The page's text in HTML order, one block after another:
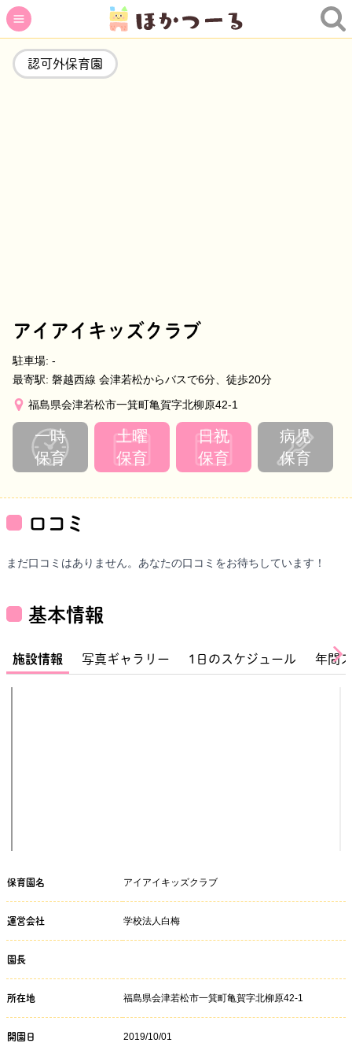
認可外保育園
アイアイキッズクラブ
駐車場: -
最寄駅: 磐越西線 会津若松からバスで6分、徒歩20分
福島県会津若松市一箕町亀賀字北柳原42-1
一時
保育
土曜
保育
日祝
保育
病児
保育
口コミ
まだ口コミはありません。あなたの口コミをお待ちしています！
基本情報
施設情報 写真ギャラリー 1日のスケジュール 年間
保育園名 アイアイキッズクラブ
運営会社 学校法人白梅
園長
所在地 福島県会津若松市一箕町亀賀字北柳原42-1
開園日 2019/10/01